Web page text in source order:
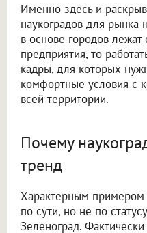
Именно здесь и
наукоградов для рынка
в основе городов лежат
предприятия, то
кадры, для которых
комфортные условия с
всей территории.
Почему
тренд
Характерным примером
по сути, но не по
Зеленоград.